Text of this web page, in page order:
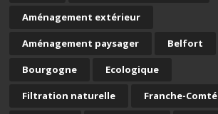
Aménagement extérieur
Aménagement paysager Belfort
Bourgogne Ecologique
Filtration naturelle Franche-Comté